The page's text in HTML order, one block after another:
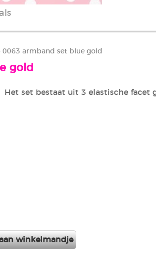
0063 armband set blue gold
gold
Het set bestaat uit 3 elastische facet